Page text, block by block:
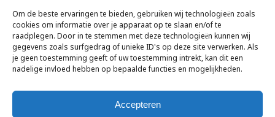
Om de beste ervaringen te bieden, gebruiken wij technologieën zoals
cookies om informatie over je apparaat op te slaan en/of te
raadplegen. Door in te stemmen met deze technologieën kunnen wij
gegevens zoals surfgedrag of unieke ID's op deze site verwerken. Als
je geen toestemming geeft of uw toestemming intrekt, kan dit een
nadelige invloed hebben op bepaalde functies en mogelijkheden.
Accepteren
(genre)verzoekje, bij Sokra's Zaagshow op Orinoco
radio vanaf 20:30
Volledige kalender bekijken